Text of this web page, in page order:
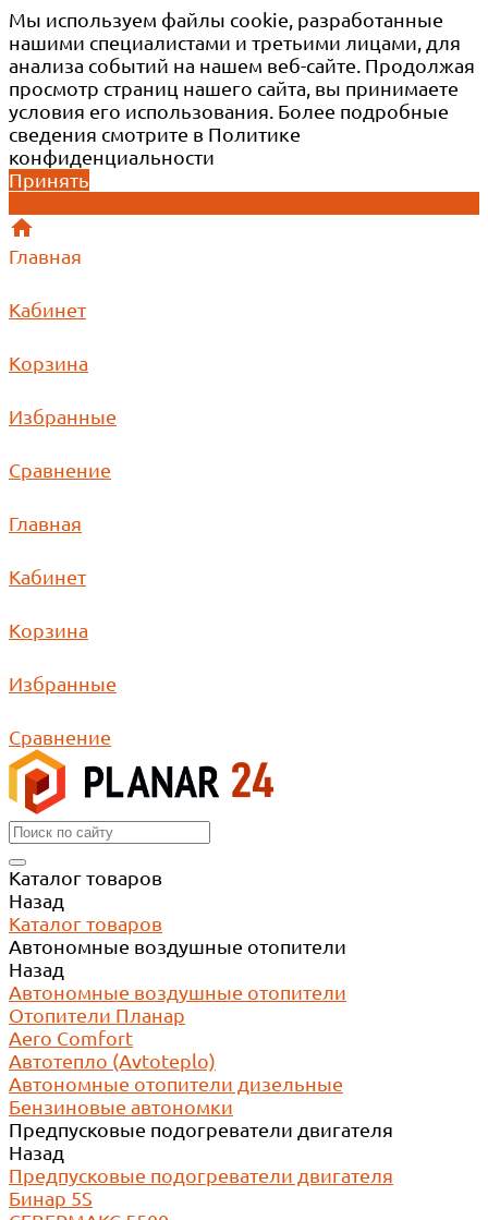
Мы используем файлы cookie, разработанные
нашими специалистами и третьими лицами, для
анализа событий на нашем веб-сайте. Продолжая
просмотр страниц нашего сайта, вы принимаете
условия его использования. Более подробные
сведения смотрите в Политике
конфиденциальности
Принять
Главная
Кабинет
Корзина
Избранные
Сравнение
Главная
Кабинет
Корзина
Избранные
Сравнение
Каталог товаров
Назад
Каталог товаров
Автономные воздушные отопители
Назад
Автономные воздушные отопители
Отопители Планар
Aero Comfort
Автотепло (Avtoteplo)
Автономные отопители дизельные
Бензиновые автономки
Предпусковые подогреватели двигателя
Назад
Предпусковые подогреватели двигателя
Бинар 5S